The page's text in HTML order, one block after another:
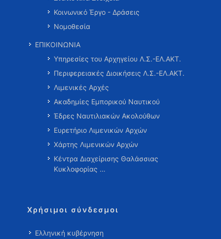
Κοινωνικό Έργο - Δράσεις
Νομοθεσία
ΕΠΙΚΟΙΝΩΝΙΑ
Υπηρεσίες του Αρχηγείου Λ.Σ.-ΕΛ.ΑΚΤ.
Περιφερειακές Διοικήσεις Λ.Σ.-ΕΛ.ΑΚΤ.
Λιμενικές Αρχές
Ακαδημίες Εμπορικού Ναυτικού
Έδρες Ναυτιλιακών Ακολούθων
Ευρετήριο Λιμενικών Αρχών
Χάρτης Λιμενικών Αρχών
Κέντρα Διαχείρισης Θαλάσσιας
Κυκλοφορίας …
Χρήσιμοι σύνδεσμοι
Ελληνική κυβέρνηση